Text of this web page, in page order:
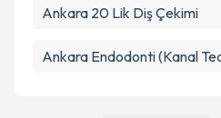
Ankara 20 Lik Diş Çekimi
Ankara Endodonti (Kanal